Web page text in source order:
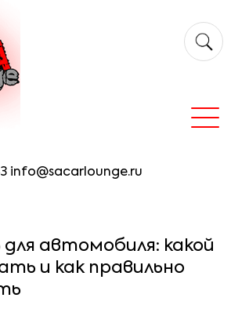
info@sacarlounge.ru
автомобиля: какой
и как правильно